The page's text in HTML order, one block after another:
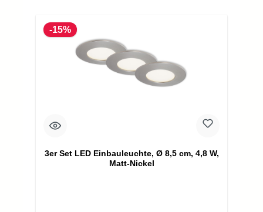
-15%
3er Set LED Einbauleuchte, Ø 8,5 cm, 4,8 W,
Matt-Nickel